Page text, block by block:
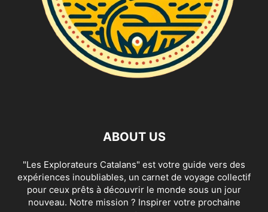
ABOUT US
"Les Explorateurs Catalans" est votre guide vers des
expériences inoubliables, un carnet de voyage collectif
pour ceux prêts à découvrir le monde sous un jour
nouveau. Notre mission ? Inspirer votre prochaine